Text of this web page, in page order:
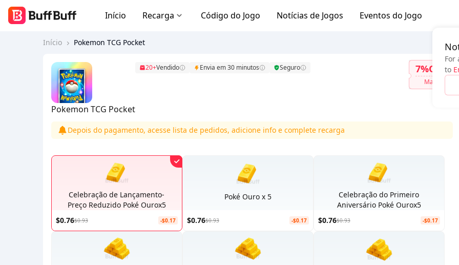
Início Recarga Código do Jogo Notícias de Jogos Eventos do Jogo
Início Pokemon TCG Pocket
Pokemon TCG Pocket
20+Vendido Envia em 30 minutos Seguro 7%OFF
Mais
Depois do pagamento, acesse lista de pedidos, adicione info e complete recarga
Celebração de Lançamento-
Preço Reduzido Poké Ourox5
$0.76$0.93 -$0.17
Poké Ouro x 5
$0.76$0.93 -$0.17
Celebração do Primeiro
Aniversário Poké Ourox5
$0.76$0.93 -$0.17
For
to